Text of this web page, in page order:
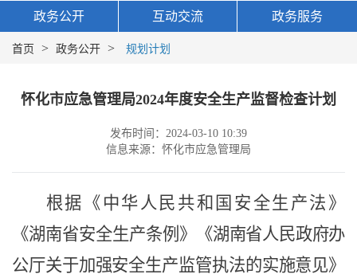
政务公开 互动交流 政务服务
首页 > 政务公开 > 规划计划
怀化市应急管理局2024年度安全生产监督检查计划
发布时间：2024-03-10 10:39
信息来源：怀化市应急管理局
根据《中华人民共和国安全生产法》
《湖南省安全生产条例》
《湖南省人民政府办
公厅关于加强安全生产监管执法的实施意见》